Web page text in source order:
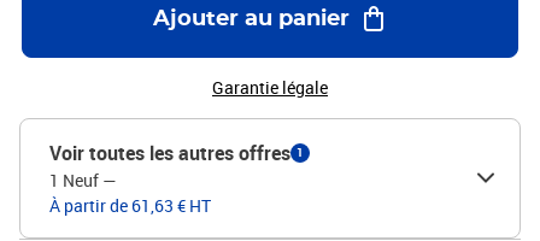
Ajouter au panier
Garantie légale
Voir toutes les autres offres 1
1 Neuf —
À partir de 61,63 € HT